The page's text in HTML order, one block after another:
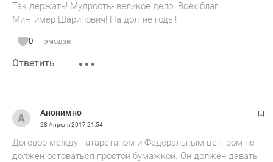
Так держать! Мудрость- великое дело. Всех благ
Минтимер Шарипович! На долгие годы!
0 эмодзи
Ответить
Анонимно
28 Апреля 201721:54
Договор между Татарстаном и Федеральным центром не
должен остоваться простой бумажкой. Он должен давать